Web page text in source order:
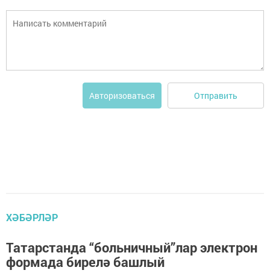
Авторизоваться Отправить
ХӘБӘРЛӘР
Татарстанда “больничный”лар электрон
формада бирелә башлый